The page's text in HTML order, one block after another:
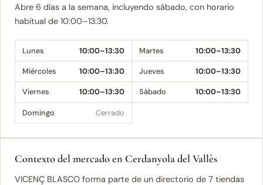
Abre 6 días a la semana, incluyendo sábado, con horario
habitual de 10:00–13:30.
Lunes 10:00–13:30 Martes 10:00–13:30
Miércoles 10:00–13:30 Jueves 10:00–13:30
Viernes 10:00–13:30 Sábado 10:00–13:30
Domingo Cerrado
Contexto del mercado en Cerdanyola del Vallès
VICENÇ BLASCO forma parte de un directorio de 7 tiendas